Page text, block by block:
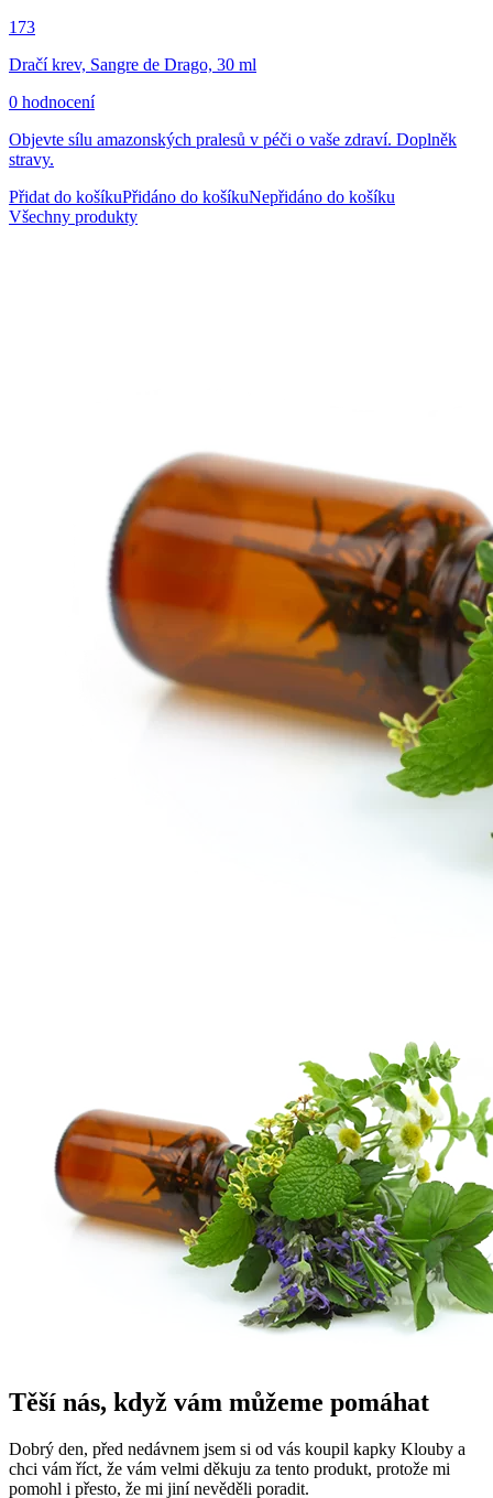
173
Dračí krev, Sangre de Drago, 30 ml
0 hodnocení
Objevte sílu amazonských pralesů v péči o vaše zdraví. Doplněk
stravy.
Přidat do košíkuPřidáno do košíkuNepřidáno do košíku
Všechny produkty
Těší nás, když vám můžeme pomáhat
Dobrý den, před nedávnem jsem si od vás koupil kapky Klouby a
chci vám říct, že vám velmi děkuju za tento produkt, protože mi
pomohl i přesto, že mi jiní nevěděli poradit.